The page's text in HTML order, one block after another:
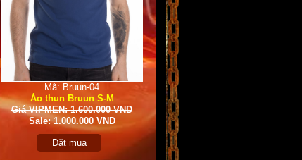
Mã: Bruun-04
Áo thun Bruun S-M
Giá VIPMEN: 1.600.000 VND
Sale: 1.000.000 VND
Đặt mua